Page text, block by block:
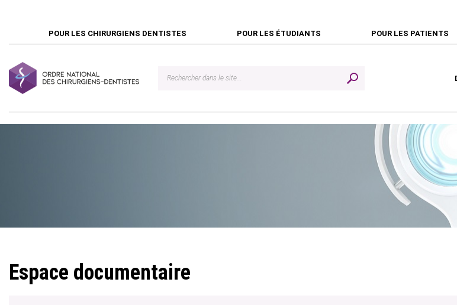
POUR LES CHIRURGIENS DENTISTES POUR LES ÉTUDIANTS POUR LES PATIENTS
Espace documentaire